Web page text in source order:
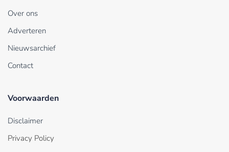
Over ons
Adverteren
Nieuwsarchief
Contact
Voorwaarden
Disclaimer
Privacy Policy